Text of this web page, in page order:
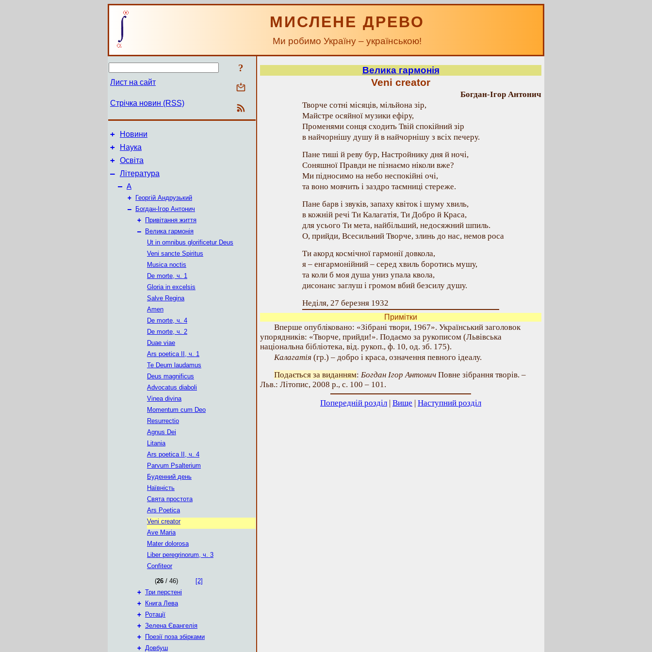
МИСЛЕНЕ ДРЕВО
Ми робимо Україну – українською!
?
Лист на сайт
Стрічка новин (RSS)
+ Новини
+ Наука
+ Освіта
– Література
– А
+
Георгій Андрузький
–
Богдан-Ігор Антонич
+
Привітання життя
–
Велика гармонія
Ut in omnibus glorificetur Deus
Veni sancte Spiritus
Musica noctis
De morte, ч. 1
Gloria in excelsis
Salve Regina
Amen
De morte, ч. 4
De morte, ч. 2
Duae viae
Ars poetica II, ч. 1
Те Deum laudamus
Deus magnificus
Advocatus diaboli
Vinea divina
Momentum cum Deo
Resurrectio
Agnus Dei
Litania
Ars poetica II, ч. 4
Parvum Psalterium
Буденний день
Наївність
Свята простота
Ars Poetica
Veni creator
Ave Maria
Mater dolorosa
Liber peregrinorum, ч. 3
Confiteor
(26 / 46)
[2]
+ Три перстені
+
Книга Лева
+
Ротації
+ Зелена Євангелія
+
Поезії поза збірками
+ Довбуш
Велика гармонія
Veni creator
Богдан-Ігор Антонич
Творче сотні місяців, мільйона зір,
Майстре осяйної музики ефіру,
Променями сонця сходить Твій спокійний зір
в найчорнішу душу й в найчорнішу з всіх печеру.
Пане тиші й реву бур, Настройнику дня й ночі,
Соняшної Правди не пізнаємо ніколи вже?
Ми підносимо на небо неспокійні очі,
та воно мовчить і заздро таємниці стереже.
Пане барв і звуків, запаху квіток і шуму хвиль,
в кожній речі Ти Калагатія, Ти Добро й Краса,
для усього Ти мета, найбільший, недосяжний шпиль.
О, прийди, Всесильний Творче, злинь до нас, немов роса
Ти акорд космічної гармонії довкола,
я – енгармонійний – серед хвиль боротись мушу,
та коли б моя душа униз упала квола,
дисонанс заглуш і громом вбий безсилу душу.
Неділя, 27 березня 1932
Примітки
Вперше опубліковано: «Зібрані твори, 1967». Український заголовок
упорядників: «Творче, прийди!». Подаємо за рукописом (Львівська
національна бібліотека, від. рукоп., ф. 10, од. зб. 175).
Калагатія (гр.) – добро і краса, означення певного ідеалу.
Подається за виданням: Богдан Ігор Антонич Повне зібрання творів. –
Льв.: Літопис, 2008 р., с. 100 – 101.
Попередній розділ | Вище | Наступний розділ